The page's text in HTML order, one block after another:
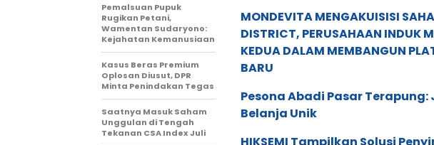
MONDEVITA MENGAKUISISI
DISTRICT, PERUSAHAAN INDUK
KEDUA DALAM MEMBANGUN
BARU
Pesona Abadi Pasar
Belanja Unik
HIKSEMI Tampilkan Solusi
Pemalsuan Pupuk
Rugikan Petani,
Wamentan Sudaryono:
Kejahatan Kemanusiaan
Kasus Beras Premium
Oplosan Diusut, DPR
Minta Penindakan Tegas
Saatnya Masuk Saham
Unggulan di Tengah
Tekanan CSA Index Juli